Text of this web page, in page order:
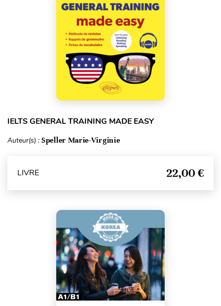
IELTS GENERAL TRAINING MADE EASY
Auteur(s) : Speller Marie-Virginie
LIVRE 22,00 €